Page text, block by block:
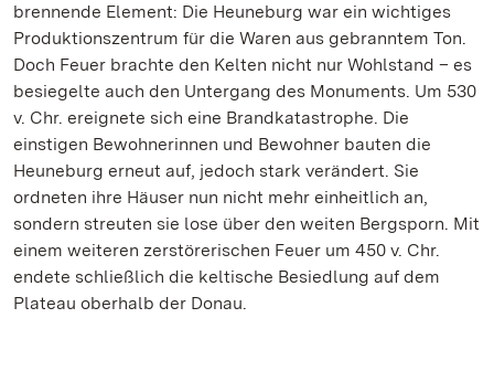
brennende Element: Die Heuneburg war ein wichtiges
Produktionszentrum für die Waren aus gebranntem Ton.
Doch Feuer brachte den Kelten nicht nur Wohlstand – es
besiegelte auch den Untergang des Monuments. Um 530
v. Chr. ereignete sich eine Brandkatastrophe. Die
einstigen Bewohnerinnen und Bewohner bauten die
Heuneburg erneut auf, jedoch stark verändert. Sie
ordneten ihre Häuser nun nicht mehr einheitlich an,
sondern streuten sie lose über den weiten Bergsporn. Mit
einem weiteren zerstörerischen Feuer um 450 v. Chr.
endete schließlich die keltische Besiedlung auf dem
Plateau oberhalb der Donau.